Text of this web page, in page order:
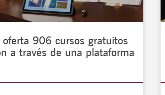
oferta 906 cursos gratuitos
a través de una plataforma